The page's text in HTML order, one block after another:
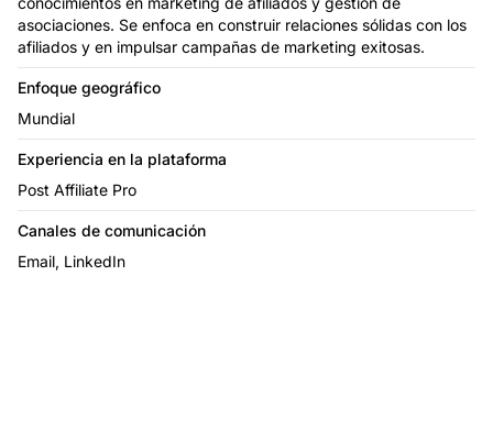
asociaciones. Se enfoca en construir relaciones sólidas con los
afiliados y en impulsar campañas de marketing exitosas.
Enfoque geográfico
Mundial
Experiencia en la plataforma
Post Affiliate Pro
Canales de comunicación
Email, LinkedIn